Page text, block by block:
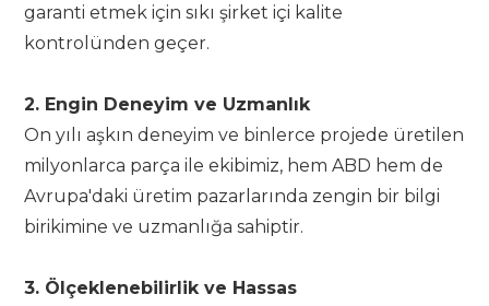
garanti etmek için sıkı şirket içi kalite
kontrolünden geçer.
2. Engin Deneyim ve Uzmanlık
On yılı aşkın deneyim ve binlerce projede üretilen
milyonlarca parça ile ekibimiz, hem ABD hem de
Avrupa'daki üretim pazarlarında zengin bir bilgi
birikimine ve uzmanlığa sahiptir.
3. Ölçeklenebilirlik ve Hassas